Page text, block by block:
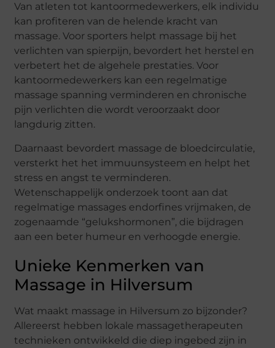
Van atleten tot kantoormedewerkers, elk individu
kan profiteren van de helende kracht van
massage. Voor sporters helpt massage bij het
verlichten van spierpijn, bevordert het herstel en
verbetert het de algehele prestaties. Voor
kantoormedewerkers kan een regelmatige
massage spanning verminderen en chronische
pijn verlichten die wordt veroorzaakt door
langdurig zitten.
Daarnaast bevordert massage de bloedcirculatie,
versterkt het het immuunsysteem en helpt het
stress en angst te verminderen.
Wetenschappelijk onderzoek toont aan dat
regelmatige massages endorfines vrijmaken, de
zogenaamde “gelukshormonen”, die bijdragen
aan een beter humeur en verhoogde energie.
Unieke Kenmerken van
Massage in Hilversum
Wat maakt massage in Hilversum zo bijzonder?
Allereerst hebben lokale massagetherapeuten
technieken ontwikkeld die diep ingebed zijn in